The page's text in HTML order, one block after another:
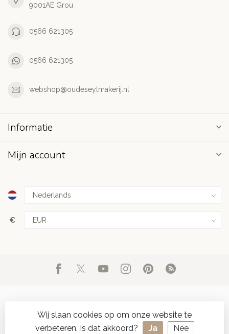
9001AE Grou
0566 621305
0566 621305
webshop@oudeseylmakerij.nl
Informatie
Mijn account
€
© Copyright 2026 d'Oude Seylmakerij- Powered by Lightspeed
Wij slaan cookies op om onze website te
verbeteren. Is dat akkoord?
Ja Nee